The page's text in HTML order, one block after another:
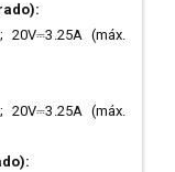
20V⎓3.25A (máx.
20V⎓3.25A (máx.